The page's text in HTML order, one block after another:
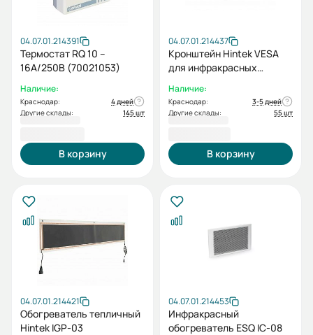
04.07.01.214391
Термостат RQ 10 –
16A/250В (70021053)
Наличие:
Краснодар:
4 дней
Другие склады:
145 шт
В корзину
04.07.01.214437
Кронштейн Hintek VESA
для инфракрасных
Unicum, Monolith
Наличие:
Краснодар:
3-5 дней
Другие склады:
55 шт
В корзину
04.07.01.214421
Обогреватель тепличный
Hintek IGP-03
04.07.01.214453
Инфракрасный
обогреватель ESQ IC-08